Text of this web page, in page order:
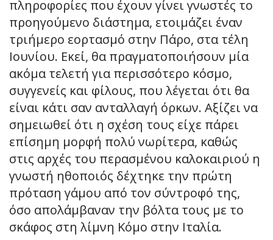
πληροφορίες που έχουν γίνει γνωστές το
προηγούμενο διάστημα, ετοιμάζει έναν
τριήμερο εορτασμό στην Πάρο, στα τέλη
Ιουνίου. Εκεί, θα πραγματοποιήσουν μία
ακόμα τελετή για περισσότερο κόσμο,
συγγενείς και φίλους, που λέγεται ότι θα
είναι κάτι σαν ανταλλαγή όρκων. Αξίζει να
σημειωθεί ότι η σχέση τους είχε πάρει
επίσημη μορφή πολύ νωρίτερα, καθώς
στις αρχές του περασμένου καλοκαιριού η
γνωστή ηθοποιός δέχτηκε την πρώτη
πρόταση γάμου από τον σύντροφό της,
όσο απολάμβαναν την βόλτα τους με το
σκάφος στη λίμνη Κόμο στην Ιταλία.